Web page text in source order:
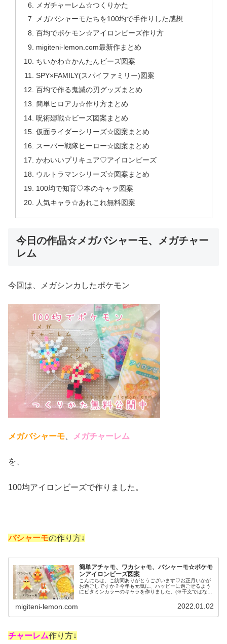
メガチャーレム☆つくりかた
メガバシャーモたちを100均で手作りした感想
百均でポケモン☆アイロンビーズ作り方
migiteni-lemon.com最新作まとめ
ちいかわ☆かんたんビーズ図案
SPY×FAMILY(スパイファミリー)図案
百均で作る鬼滅の刃グッズまとめ
簡単ヒロアカ☆作り方まとめ
呪術廻戦☆ビーズ図案まとめ
仮面ライダーシリーズ☆図案まとめ
スーパー戦隊ヒーロー☆図案まとめ
かわいいプリキュア♡アイロンビーズ
ウルトラマンシリーズ☆図案まとめ
100均で知育♡本のキャラ図案
人気キャラ☆あれこれ無料図案
今日の作品☆メガバシャーモ、メガチャー
レム
今回は、メガシンカしたポケモン
メガバシャーモ メガチャーレム
を、
100均アイロンビーズで作りました。
バシャーモの作り方↓
簡単アチャモ、ワカシャモ、バシャーモ☆ポケモ
ンアイロンビーズ図案
こんにちは。ご訪問ありがとうございます♡お正月いかが
お過ごしですか？今年も元気に、ハッピーに過ごせるよう
にビタミンカラーのキャラを作りました。(※干支ではない
migiteni-lemon.com 2022.01.02
チャーレム作り方↓